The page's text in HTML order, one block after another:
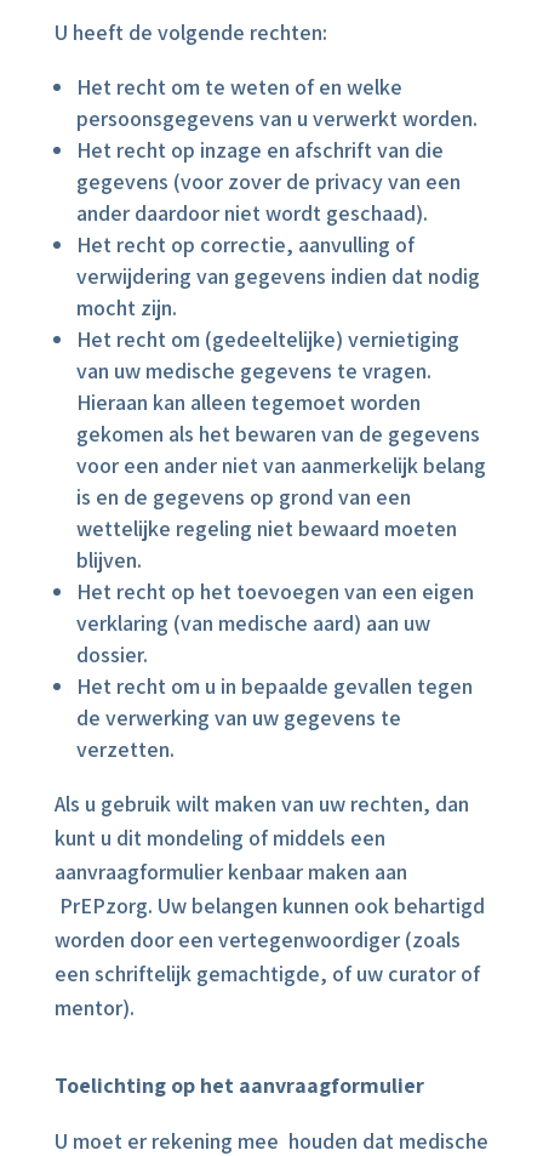
U heeft de volgende rechten:
Het recht om te weten of en welke
persoonsgegevens van u verwerkt worden.
Het recht op inzage en afschrift van die
gegevens (voor zover de privacy van een
ander daardoor niet wordt geschaad).
Het recht op correctie, aanvulling of
verwijdering van gegevens indien dat nodig
mocht zijn.
Het recht om (gedeeltelijke) vernietiging
van uw medische gegevens te vragen.
Hieraan kan alleen tegemoet worden
gekomen als het bewaren van de gegevens
voor een ander niet van aanmerkelijk belang
is en de gegevens op grond van een
wettelijke regeling niet bewaard moeten
blijven.
Het recht op het toevoegen van een eigen
verklaring (van medische aard) aan uw
dossier.
Het recht om u in bepaalde gevallen tegen
de verwerking van uw gegevens te
verzetten.
Als u gebruik wilt maken van uw rechten, dan
kunt u dit mondeling of middels een
aanvraagformulier kenbaar maken aan
PrEPzorg. Uw belangen kunnen ook behartigd
worden door een vertegenwoordiger (zoals
een schriftelijk gemachtigde, of uw curator of
mentor).
Toelichting op het aanvraagformulier
U moet er rekening mee houden dat medische